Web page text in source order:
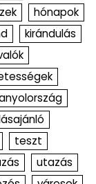
hónapok
kirándulás
teszt
utazás